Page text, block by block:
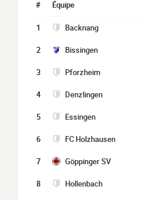
# Équipe
1 Backnang
2 Bissingen
3 Pforzheim
4 Denzlingen
5 Essingen
6 FC Holzhausen
7 Göppinger SV
8 Hollenbach